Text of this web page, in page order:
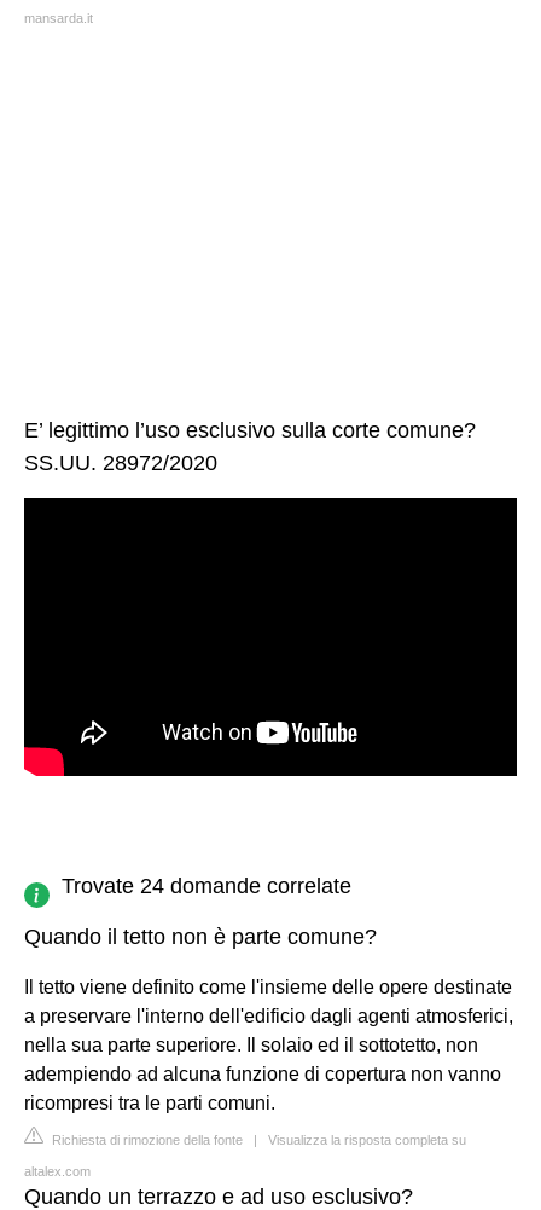
mansarda.it
E’ legittimo l’uso esclusivo sulla corte comune?
SS.UU. 28972/2020
Trovate 24 domande correlate
Quando il tetto non è parte comune?
Il tetto viene definito come l'insieme delle opere destinate
a preservare l'interno dell'edificio dagli agenti atmosferici,
nella sua parte superiore. Il solaio ed il sottotetto, non
adempiendo ad alcuna funzione di copertura non vanno
ricompresi tra le parti comuni.
Richiesta di rimozione della fonte | Visualizza la risposta completa su
altalex.com
Quando un terrazzo e ad uso esclusivo?